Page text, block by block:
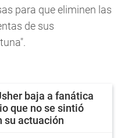
para que eliminen las
de sus
baja a fanática
que no se sintió
su actuación